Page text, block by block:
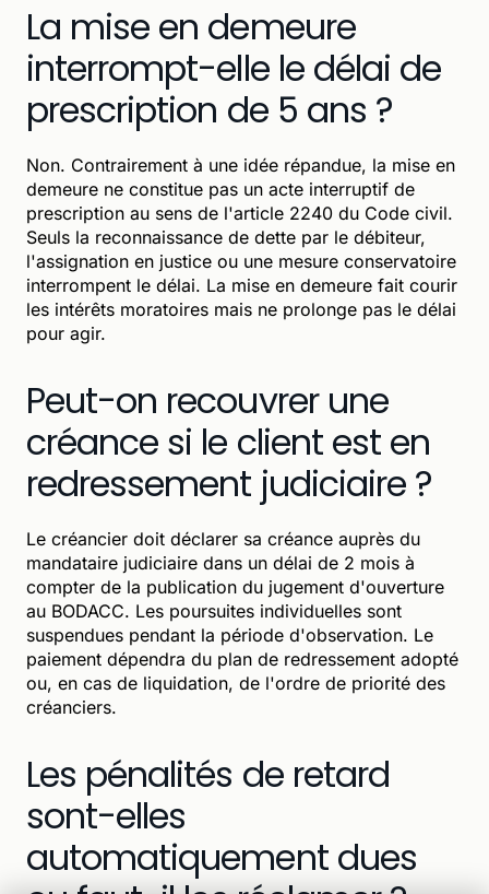
La mise en demeure
interrompt-elle le délai de
prescription de 5 ans ?
Non. Contrairement à une idée répandue, la mise en
demeure ne constitue pas un acte interruptif de
prescription au sens de l'article 2240 du Code civil.
Seuls la reconnaissance de dette par le débiteur,
l'assignation en justice ou une mesure conservatoire
interrompent le délai. La mise en demeure fait courir
les intérêts moratoires mais ne prolonge pas le délai
pour agir.
Peut-on recouvrer une
créance si le client est en
redressement judiciaire ?
Le créancier doit déclarer sa créance auprès du
mandataire judiciaire dans un délai de 2 mois à
compter de la publication du jugement d'ouverture
au BODACC. Les poursuites individuelles sont
suspendues pendant la période d'observation. Le
paiement dépendra du plan de redressement adopté
ou, en cas de liquidation, de l'ordre de priorité des
créanciers.
Les pénalités de retard
sont-elles
automatiquement dues